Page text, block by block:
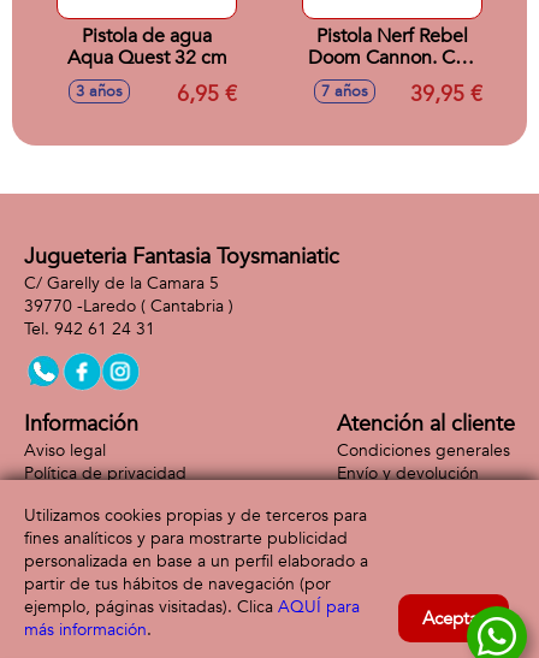
Pistola de agua
Aqua Quest 32 cm
3 años 6,95 €
Pistola Nerf Rebel
Doom Cannon. Con
capacidad para 5
disparos.
7 años 39,95 €
Jugueteria Fantasia Toysmaniatic
C/ Garelly de la Camara 5
39770 -Laredo ( Cantabria )
942 61 24 31
Información
Aviso legal
Política de privacidad
Atención al cliente
Condiciones generales
Envío y devolución
Formas de pago
Utilizamos cookies propias y de terceros para
fines analíticos y para mostrarte publicidad
personalizada en base a un perfil elaborado a
partir de tus hábitos de navegación (por
ejemplo, páginas visitadas). Clica AQUÍ para
más información. Aceptar